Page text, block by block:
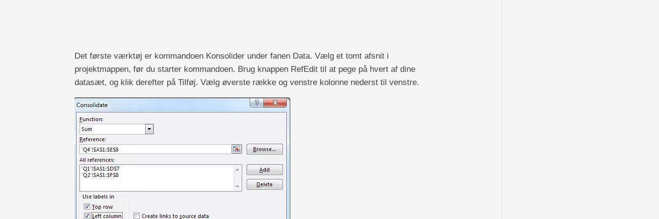
Det første værktøj er kommandoen Konsolider under fanen Data. Vælg et tomt afsnit i
projektmappen, før du starter kommandoen. Brug knappen RefEdit til at pege på hvert af dine
datasæt, og klik derefter på Tilføj. Vælg øverste række og venstre kolonne nederst til venstre.